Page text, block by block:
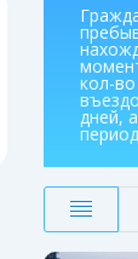
кол-
дней,